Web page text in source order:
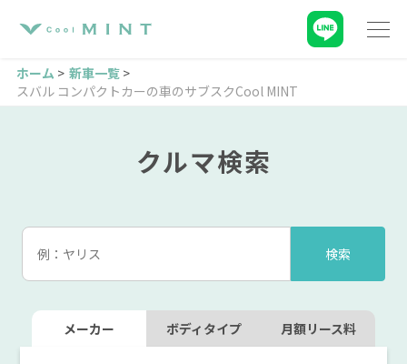
ホーム
新車一覧
スバル コンパクトカーの車のサブスクCool MINT
クルマ検索
メーカー ボディタイプ 月額リース料